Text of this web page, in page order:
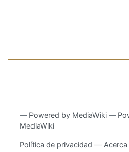
― Powered by MediaWiki ―
MediaWiki
Política de privacidad